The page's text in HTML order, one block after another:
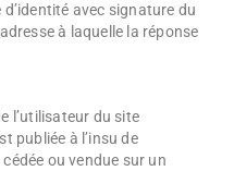
avec signature du
à laquelle la réponse
l’utilisateur du site
publiée à l’insu de
ou vendue sur un